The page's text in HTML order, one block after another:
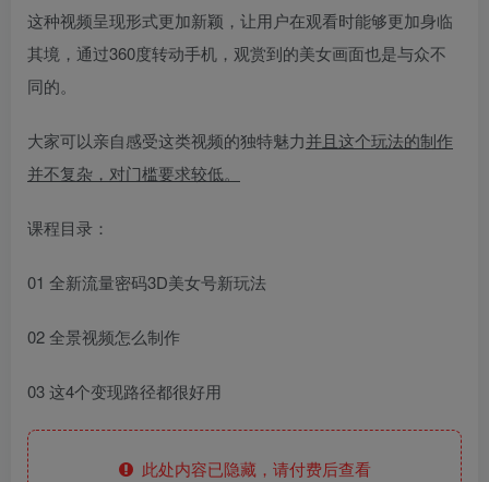
这种视频呈现形式更加新颖，让用户在观看时能够更加身临
其境，通过360度转动手机，观赏到的美女画面也是与众不
同的。
大家可以亲自感受这类视频的独特魅力并且这个玩法的制作
并不复杂，对门槛要求较低。
课程目录：
01 全新流量密码3D美女号新玩法
02 全景视频怎么制作
03 这4个变现路径都很好用
此处内容已隐藏，请付费后查看